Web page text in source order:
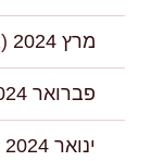
מרץ 2024 (2)
פברואר 2024
ינואר 2024